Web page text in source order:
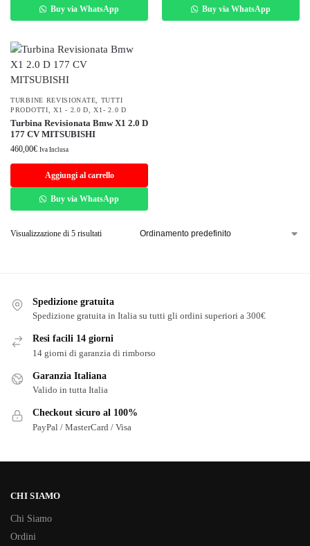
Buy via WhatsApp Buy via WhatsApp
TURBINE REVISIONATE
TUTTI
PRODOTTI ,X1 - 2.0 D ,X1- 2.0 D
Turbina Revisionata Bmw X1 2.0 D
177 CV MITSUBISHI
460,00€ Iva Inclusa
Aggiungi al carrello
Buy via WhatsApp
Visualizzazione di 5 risultati
Spedizione gratuita
Spedizione gratuita in Italia su tutti gli ordini superiori a 300€
Resi facili 14 giorni
14 giorni di garanzia di rimborso
Garanzia Italiana
Valido in tutta Italia
Checkout sicuro al 100%
PayPal / MasterCard / Visa
CHI SIAMO
Chi Siamo
Ordini